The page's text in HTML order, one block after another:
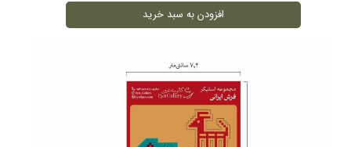
افزودن به سبد خرید